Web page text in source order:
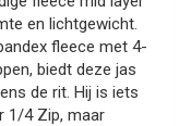
en lichtgewicht.
fleece met 4-
biedt deze jas
de rit. Hij is iets
1/4 Zip, maar